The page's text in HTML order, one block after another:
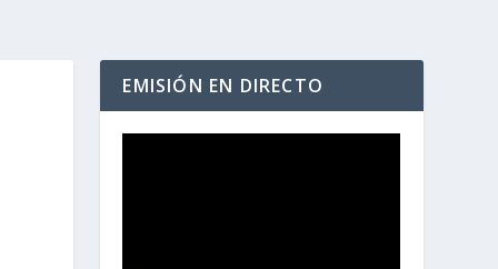
EMISIÓN EN DIRECTO